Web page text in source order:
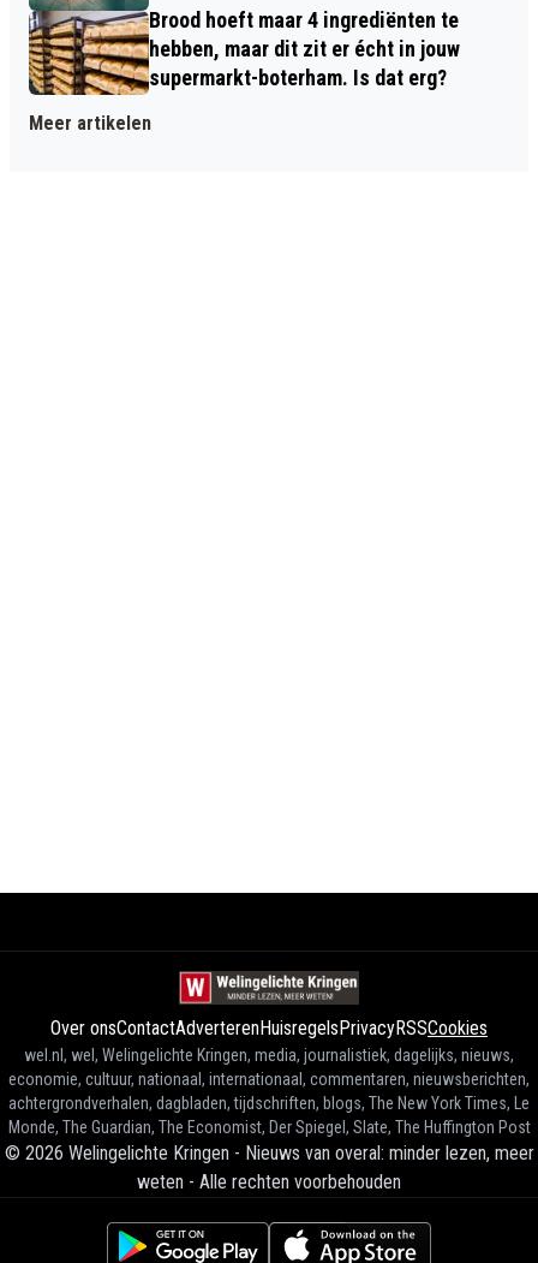
Brood hoeft maar 4 ingrediënten te
hebben, maar dit zit er écht in jouw
supermarkt-boterham. Is dat erg?
Meer artikelen
Over onsContactAdverterenHuisregelsPrivacyRSSCookies
wel.nl, wel, Welingelichte Kringen, media, journalistiek, dagelijks, nieuws,
economie, cultuur, nationaal, internationaal, commentaren, nieuwsberichten,
achtergrondverhalen, dagbladen, tijdschriften, blogs, The New York Times, Le
Monde, The Guardian, The Economist, Der Spiegel, Slate, The Huffington Post
© 2026 Welingelichte Kringen - Nieuws van overal: minder lezen, meer
weten - Alle rechten voorbehouden